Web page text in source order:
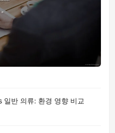
일반 의류: 환경 영향 비교